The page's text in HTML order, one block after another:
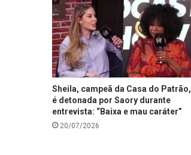
Sheila, campeã da Casa do Patrão,
é detonada por Saory durante
entrevista: “Baixa e mau caráter”
20/07/2026